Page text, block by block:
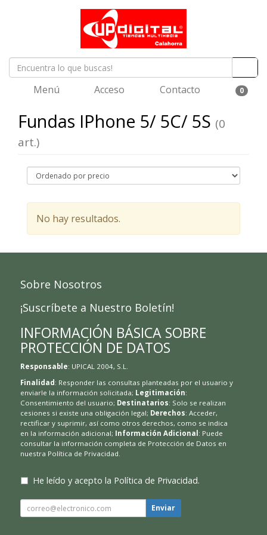
Menú Acceso Contacto 0
Fundas IPhone 5/ 5C/ 5S (0
art.)
No hay resultados.
Sobre Nosotros
¡Suscríbete a Nuestro Boletín!
INFORMACIÓN BÁSICA SOBRE
PROTECCIÓN DE DATOS
Responsable: UPICAL 2004, S.L.
Finalidad : Responder las consultas planteadas por el usuario y
enviarle la información solicitada; Legitimación:
Consentimiento del usuario; Destinatarios: Solo se realizan
cesiones si existe una obligación legal; Derechos: Acceder,
rectificar y suprimir, así como otros derechos, como se indica
en la información adicional; Información Adicional : Puede
consultar la información completa de Protección de Datos en
nuestra Política de Privacidad.
He leído y acepto la Política de Privacidad.
Enviar